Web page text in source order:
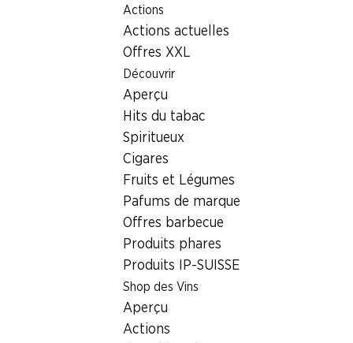
Actions
Actions actuelles
Offres XXL
Découvrir
Aperçu
Hits du tabac
Spiritueux
Cigares
Fruits et Légumes
Pafums de marque
Offres barbecue
Produits phares
Produits IP-SUISSE
Shop des Vins
Aperçu
Actions
Localisateur de succursales
Succursale Denner Bleicheplatz 7, 8200 Schaffhausen
8200 Schaffhausen
Succursale Denner
Bleicheplatz 7, 8200 Schaffhausen
Heures d'ouverture